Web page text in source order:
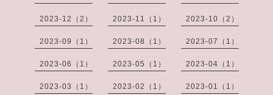
2023-12（2） 2023-11（1） 2023-10（2）
2023-09（1） 2023-08（1） 2023-07（1）
2023-06（1） 2023-05（1） 2023-04（1）
2023-03（1） 2023-02（1） 2023-01（1）